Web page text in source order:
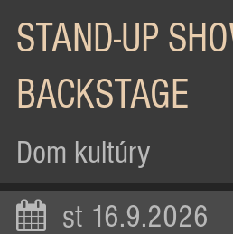
STAND-UP
BACKSTAGE
Dom kultúry
st 16.9.2026